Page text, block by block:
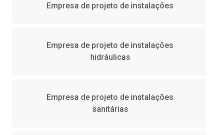
Empresa de projeto de instalações
Empresa de projeto de instalações
hidráulicas
Empresa de projeto de instalações
sanitárias